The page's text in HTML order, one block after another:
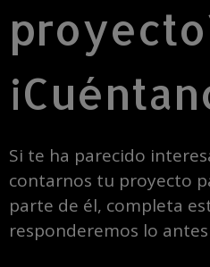
Si te ha parecido
contarnos tu proyecto
parte de él, completa
responderemos lo